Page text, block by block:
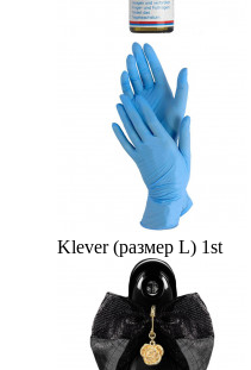
Klever (размер L) 1st